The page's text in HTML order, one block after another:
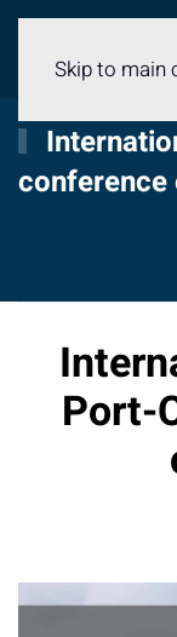
Skip to main
conference
Port-